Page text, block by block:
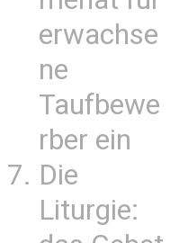
erwachse
ne
Taufbewe
rber ein
Die
Liturgie: